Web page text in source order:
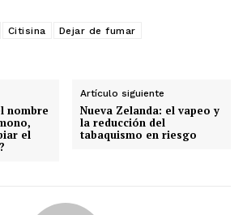
Citisina
Dejar de fumar
nombre
el
Artículo siguiente
Nueva Zelanda: el vapeo y
la reducción del
tabaquismo en riesgo